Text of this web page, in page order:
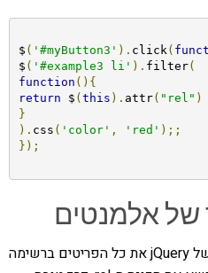
$ ( '#myButton3' ). click(
$ ( '#example3 li' ). filter(
function (){
return $ ( this ). attr( "rel" )
}
). css ( 'color' , 'red' );;
});
אלמנטים
נניח ובחרתי באמצעות סלקטור של jQuery את כל הפריטים ברשימה